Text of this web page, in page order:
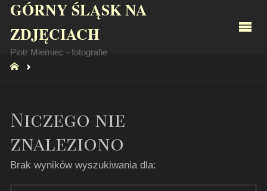
GÓRNY ŚLĄSK NA
ZDJĘCIACH
Piotr Miemiec - fotografie
STRONA
Niczego nie
znaleziono
Brak wyników wyszukiwania dla: